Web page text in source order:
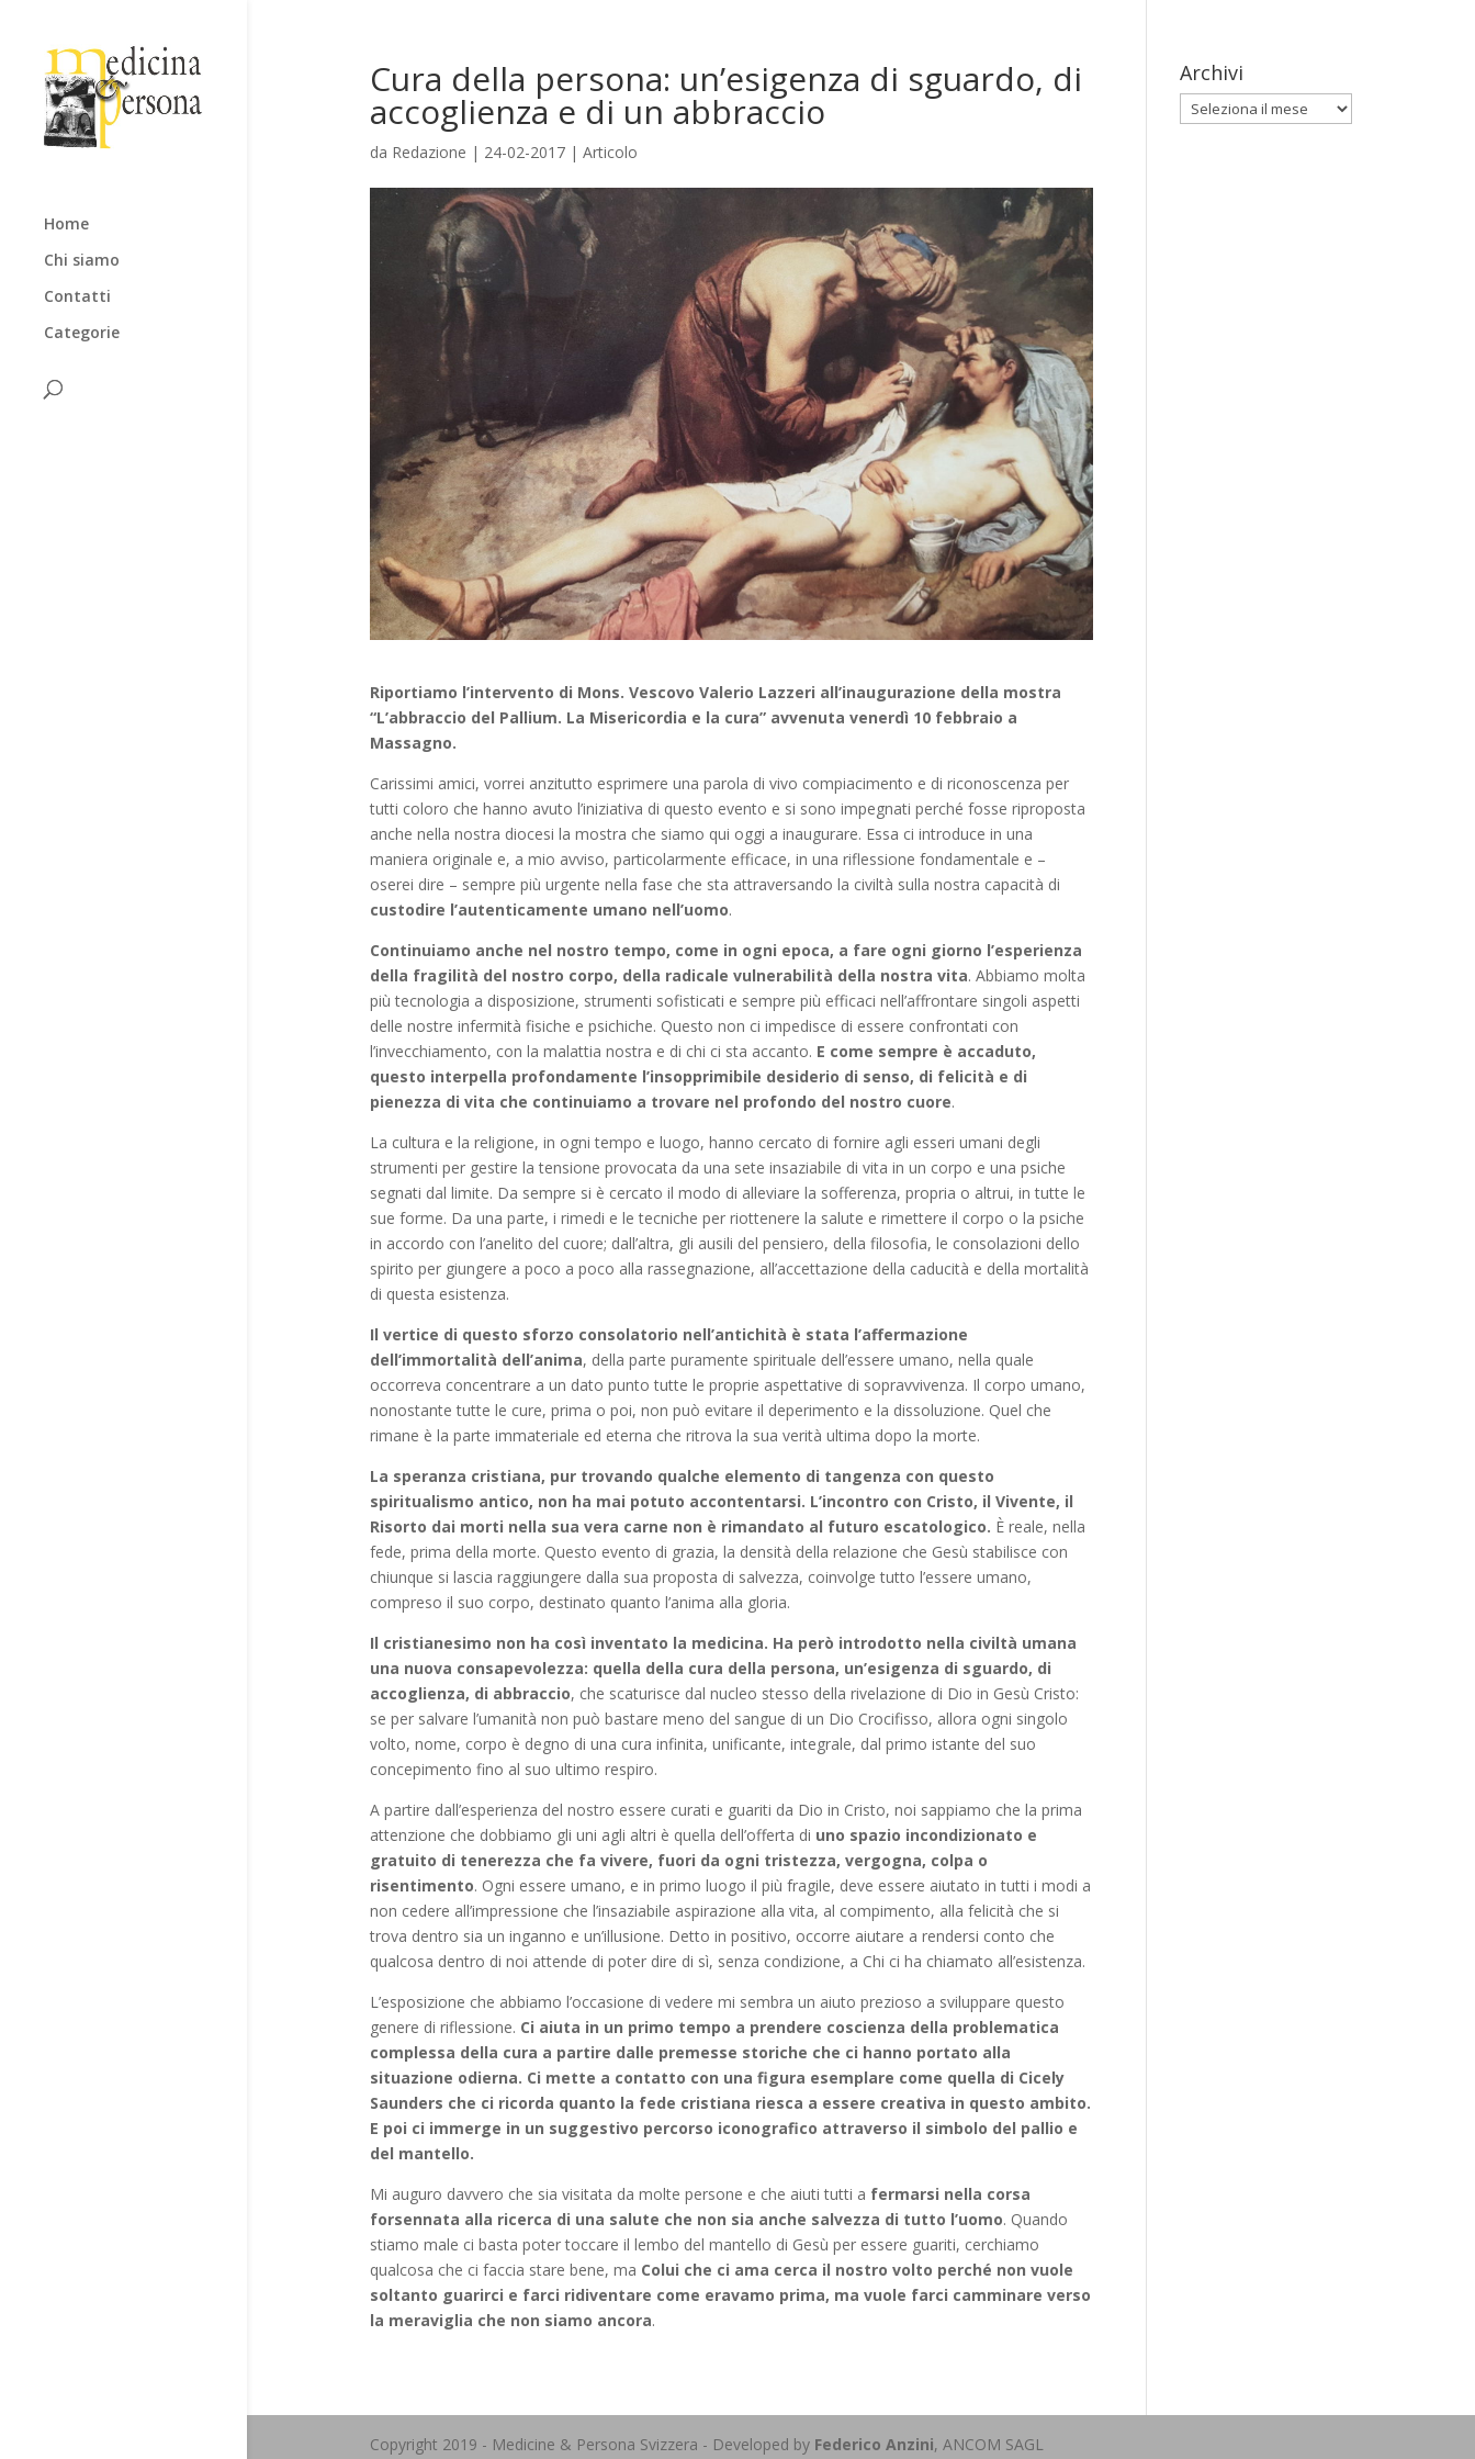
Home
Chi siamo
Contatti
Categorie
Cura della persona: un’esigenza di sguardo, di
accoglienza e di un abbraccio
da Redazione | 24-02-2017| Articolo
Riportiamo l’intervento di Mons. Vescovo Valerio Lazzeri all’inaugurazione della mostra
“L’abbraccio del Pallium. La Misericordia e la cura” avvenuta venerdì 10 febbraio a
Massagno.
Carissimi amici, vorrei anzitutto esprimere una parola di vivo compiacimento e di riconoscenza per
tutti coloro che hanno avuto l’iniziativa di questo evento e si sono impegnati perché fosse riproposta
anche nella nostra diocesi la mostra che siamo qui oggi a inaugurare. Essa ci introduce in una
maniera originale e, a mio avviso, particolarmente efficace, in una riflessione fondamentale e –
oserei dire – sempre più urgente nella fase che sta attraversando la civiltà sulla nostra capacità di
custodire l’autenticamente umano nell’uomo.
Continuiamo anche nel nostro tempo, come in ogni epoca, a fare ogni giorno l’esperienza
della fragilità del nostro corpo, della radicale vulnerabilità della nostra vita. Abbiamo molta
più tecnologia a disposizione, strumenti sofisticati e sempre più efficaci nell’affrontare singoli aspetti
delle nostre infermità fisiche e psichiche. Questo non ci impedisce di essere confrontati con
l’invecchiamento, con la malattia nostra e di chi ci sta accanto. E come sempre è accaduto,
questo interpella profondamente l’insopprimibile desiderio di senso, di felicità e di
pienezza di vita che continuiamo a trovare nel profondo del nostro cuore.
La cultura e la religione, in ogni tempo e luogo, hanno cercato di fornire agli esseri umani degli
strumenti per gestire la tensione provocata da una sete insaziabile di vita in un corpo e una psiche
segnati dal limite. Da sempre si è cercato il modo di alleviare la sofferenza, propria o altrui, in tutte le
sue forme. Da una parte, i rimedi e le tecniche per riottenere la salute e rimettere il corpo o la psiche
in accordo con l’anelito del cuore; dall’altra, gli ausili del pensiero, della filosofia, le consolazioni dello
spirito per giungere a poco a poco alla rassegnazione, all’accettazione della caducità e della mortalità
di questa esistenza.
Il vertice di questo sforzo consolatorio nell’antichità è stata l’affermazione
dell’immortalità dell’anima, della parte puramente spirituale dell’essere umano, nella quale
occorreva concentrare a un dato punto tutte le proprie aspettative di sopravvivenza. Il corpo umano,
nonostante tutte le cure, prima o poi, non può evitare il deperimento e la dissoluzione. Quel che
rimane è la parte immateriale ed eterna che ritrova la sua verità ultima dopo la morte.
La speranza cristiana, pur trovando qualche elemento di tangenza con questo
spiritualismo antico, non ha mai potuto accontentarsi. L’incontro con Cristo, il Vivente, il
Risorto dai morti nella sua vera carne non è rimandato al futuro escatologico. È reale, nella
fede, prima della morte. Questo evento di grazia, la densità della relazione che Gesù stabilisce con
chiunque si lascia raggiungere dalla sua proposta di salvezza, coinvolge tutto l’essere umano,
compreso il suo corpo, destinato quanto l’anima alla gloria.
Il cristianesimo non ha così inventato la medicina. Ha però introdotto nella civiltà umana
una nuova consapevolezza: quella della cura della persona, un’esigenza di sguardo, di
accoglienza, di abbraccio, che scaturisce dal nucleo stesso della rivelazione di Dio in Gesù Cristo:
se per salvare l’umanità non può bastare meno del sangue di un Dio Crocifisso, allora ogni singolo
volto, nome, corpo è degno di una cura infinita, unificante, integrale, dal primo istante del suo
concepimento fino al suo ultimo respiro.
A partire dall’esperienza del nostro essere curati e guariti da Dio in Cristo, noi sappiamo che la prima
attenzione che dobbiamo gli uni agli altri è quella dell’offerta di uno spazio incondizionato e
gratuito di tenerezza che fa vivere, fuori da ogni tristezza, vergogna, colpa o
risentimento. Ogni essere umano, e in primo luogo il più fragile, deve essere aiutato in tutti i modi a
non cedere all’impressione che l’insaziabile aspirazione alla vita, al compimento, alla felicità che si
trova dentro sia un inganno e un’illusione. Detto in positivo, occorre aiutare a rendersi conto che
qualcosa dentro di noi attende di poter dire di sì, senza condizione, a Chi ci ha chiamato all’esistenza.
L’esposizione che abbiamo l’occasione di vedere mi sembra un aiuto prezioso a sviluppare questo
genere di riflessione. Ci aiuta in un primo tempo a prendere coscienza della problematica
complessa della cura a partire dalle premesse storiche che ci hanno portato alla
situazione odierna. Ci mette a contatto con una figura esemplare come quella di Cicely
Saunders che ci ricorda quanto la fede cristiana riesca a essere creativa in questo ambito.
E poi ci immerge in un suggestivo percorso iconografico attraverso il simbolo del pallio e
del mantello.
Mi auguro davvero che sia visitata da molte persone e che aiuti tutti a fermarsi nella corsa
forsennata alla ricerca di una salute che non sia anche salvezza di tutto l’uomo. Quando
stiamo male ci basta poter toccare il lembo del mantello di Gesù per essere guariti, cerchiamo
qualcosa che ci faccia stare bene, ma Colui che ci ama cerca il nostro volto perché non vuole
soltanto guarirci e farci ridiventare come eravamo prima, ma vuole farci camminare verso
la meraviglia che non siamo ancora.
Archivi
Archivi
Copyright 2019 - Medicine & Persona Svizzera - Developed by Federico Anzini, ANCOM SAGL